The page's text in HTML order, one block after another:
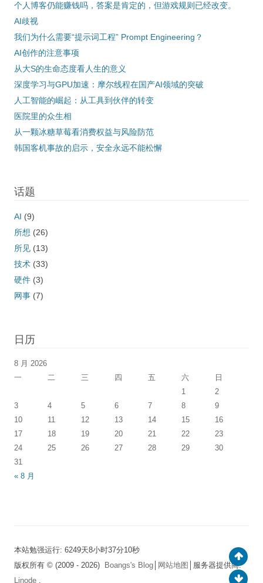
个人博客仍能赚钱吗，答案是肯定的，但游戏规则已经改变。
AI歧视
我们为什么需要“提示词工程” Prompt Engineering？
AI创作的注意事项
从大S的生命态度看人生的意义
深度学习与GPU加速：摩尔线程在国产AI领域的突破
人工智能的崛起：从工具到伙伴的转变
医院里的众生相
从一颗冰糖草莓看消费权益与风险防范
韩国客机事故的启示，安全永远不能松懈
话题
AI (9)
所想 (26)
所见 (13)
技术 (33)
硬件 (3)
网事 (7)
日历
8 月 2026
一
二 三 四 五 六
日
1
2
3
4 5 6 7 8
9
10
11 12 13 14 15
16
17
18 19 20 21 22
23
24
25 26 27 28 29
30
31
« 8 月
本站勉强运行: 6249天8小时37分11秒
版权所有 © (2009 - 2026) Boangs's Blog 网站地图 │服务器提供商:
Linode